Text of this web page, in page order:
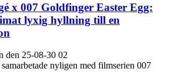
x 007 Goldfinger Easter Egg:
lyxig hyllning till en
den 25-08-30 02
samarbetade nyligen med filmserien 007